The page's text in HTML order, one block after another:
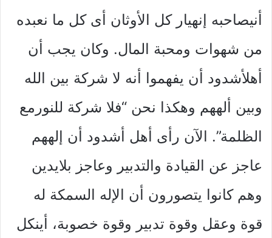
أنيصاحبه إنهيار كل الأوثان أى كل ما نعبده
من شهوات ومحبة المال. وكان يجب أن
أهلأشدود أن يفهموا أنه لا شركة بين الله
وبين ألههم وهكذا نحن “فلا شركة للنورمع
الظلمة”. الآن رأى أهل أشدود أن إلههم
عاجز عن القيادة والتدبير وعاجز بلايدين
وهم كانوا يتصورون أن الإله السمكة له
قوة وعقل وقوة تدبير وقوة خصوبة، أينكل